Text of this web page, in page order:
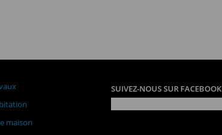
maison
SUIVEZ-NOUS SUR FACEBOOK